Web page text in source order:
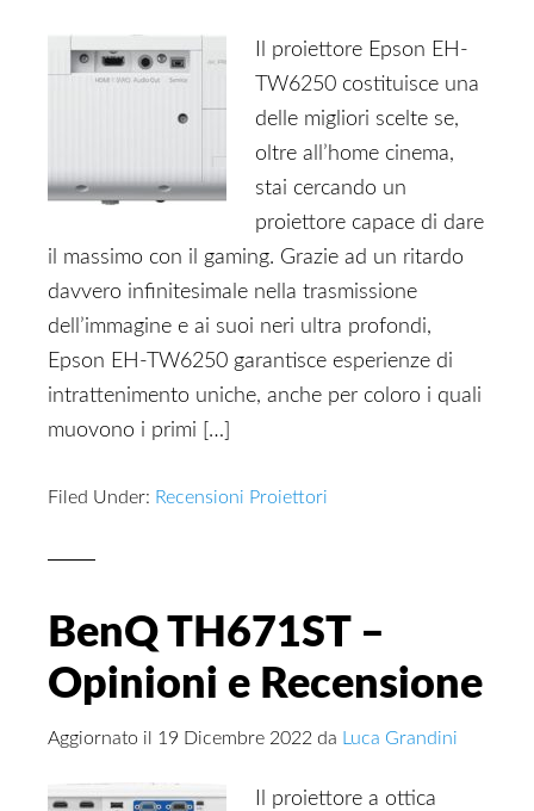
Il proiettore Epson EH-
TW6250 costituisce una
delle migliori scelte se,
oltre all’home cinema,
stai cercando un
proiettore capace di dare
il massimo con il gaming. Grazie ad un ritardo
davvero infinitesimale nella trasmissione
dell’immagine e ai suoi neri ultra profondi,
Epson EH-TW6250 garantisce esperienze di
intrattenimento uniche, anche per coloro i quali
muovono i primi […]
Filed Under: Recensioni Proiettori
BenQ TH671ST –
Opinioni e Recensione
Aggiornato il 19 Dicembre 2022 da Luca Grandini
Il proiettore a ottica